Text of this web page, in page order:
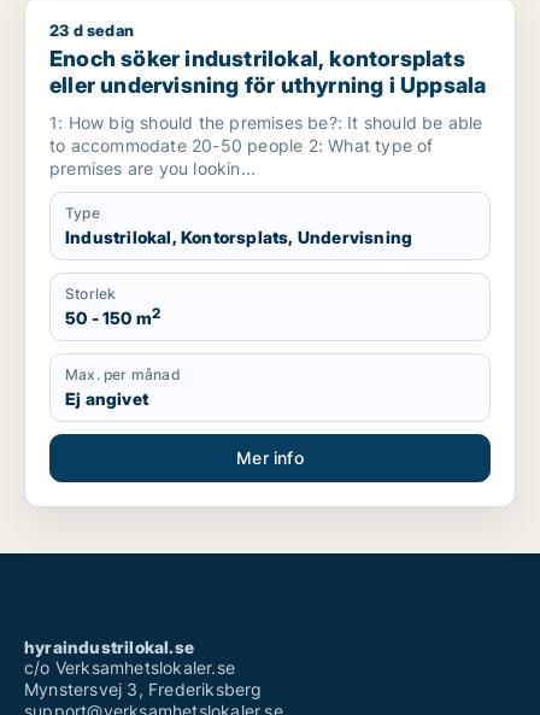
Enoch söker industrilokal, kontorsplats eller undervisning
23 d sedan
Enoch söker industrilokal, kontorsplats
eller undervisning för uthyrning i Uppsala
1: How big should the premises be?: It should be able
to accommodate 20-50 people 2: What type of
premises are you lookin...
Type
Industrilokal, Kontorsplats, Undervisning
Storlek
50 - 150 m2
Max. per månad
Ej angivet
Mer info
hyraindustrilokal.se
c/o Verksamhetslokaler.se
Mynstersvej 3, Frederiksberg
support@verksamhetslokaler.se